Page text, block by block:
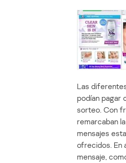
Las
podían pagar
sorteo. Con
remarcaban
mensajes
ofrecidos. En
mensaje,